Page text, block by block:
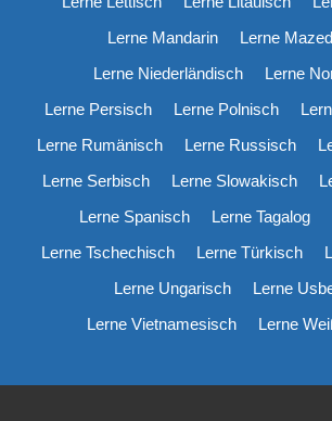
Lerne Mandarin
Lerne
Lerne Niederländisch
Lerne
Lerne Persisch
Lerne Polnisch
Lerne Rumänisch
Lerne Russisch
Lerne Serbisch
Lerne Slowakisch
Lerne Spanisch
Lerne Tagalog
Lerne Tschechisch
Lerne Türkisch
Lerne Ungarisch
Lerne
Lerne Vietnamesisch
Lerne